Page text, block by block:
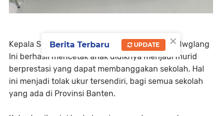
Kepala Sekolah dan Dewan Guru SMKN 3 Pandwglang
Ini berhasil mencetak anak didiknya menjadi murid
berprestasi yang dapat membanggakan sekolah. Hal
ini menjadi tolak ukur tersendiri, bagi semua sekolah
yang ada di Provinsi Banten.
×
Berita Terbaru UPDATE